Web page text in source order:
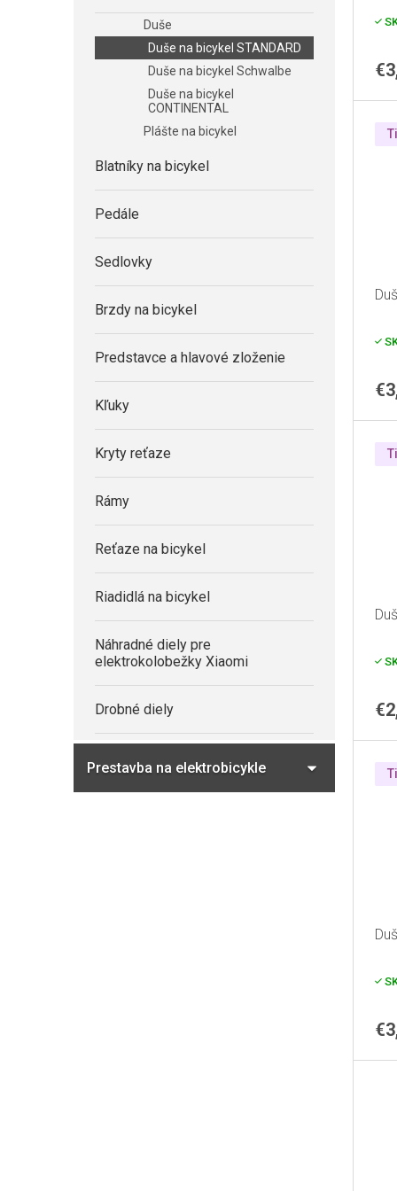
Duše
Duše na bicykel STANDARD
Duše na bicykel Schwalbe
Duše na bicykel
CONTINENTAL
Plášte na bicykel
Blatníky na bicykel
Pedále
Sedlovky
Brzdy na bicykel
Predstavce a hlavové zloženie
Kľuky
Kryty reťaze
Rámy
Reťaze na bicykel
Riadidlá na bicykel
Náhradné diely pre
elektrokolobežky Xiaomi
Drobné diely
Prestavba na elektrobicykle